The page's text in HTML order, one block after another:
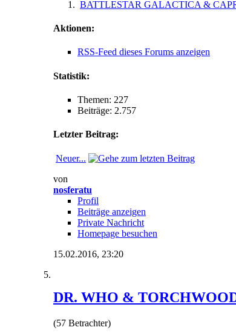
BATTLESTAR GALACTICA &
Aktionen:
RSS-Feed dieses Forums anzeigen
Statistik:
Themen: 227
Beiträge: 2.757
Letzter Beitrag:
Neuer...
von
nosferatu
Profil
Beiträge anzeigen
Private Nachricht
Homepage besuchen
15.02.2016, 23:20
DR. WHO &
(57 Betrachter)